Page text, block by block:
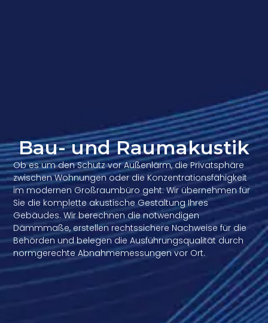
Bau- und Raumakustik
Ob es um den Schutz vor Außenlärm, die Privatsphäre
zwischen Wohnungen oder die Konzentrationsfähigkeit
im modernen Großraumbüro geht: Wir übernehmen für
Sie die komplette akustische Gestaltung Ihres
Gebäudes. Wir berechnen die notwendigen
Dämmmaße, erstellen rechtssichere Nachweise für die
Behörden und belegen die Ausführungsqualität durch
normgerechte Abnahmemessungen vor Ort.